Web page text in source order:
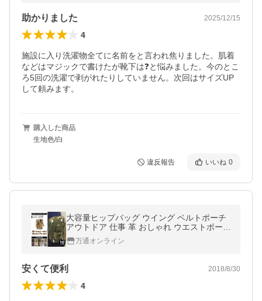
助かりました 2025/12/15
4
施設に入り洗濯物全てに名前をと言われ焦りました。肌着
などはマジックで書けたが靴下は❓と悩みました。今のとこ
ろ5回の洗濯で剥がれたりしていません。次回はサイズUP
して頼みます。
購入した商品
生地色/白
違反報告 いいね 0
大容量ヒップバッグ ウイング ベルトポーチ
アウトドア 仕事 革 おしゃれ ウエストポーチ
レジャー 迷彩
万通オンライン
安くて便利 2018/8/30
4